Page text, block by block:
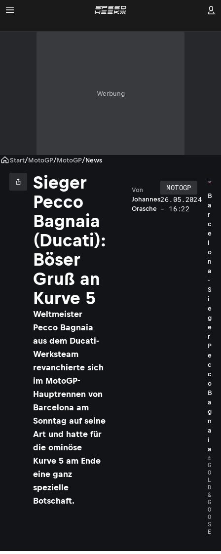
Werbung
Start/MotoGP/MotoGP/News
Sieger
Pecco
Bagnaia
(Ducati):
Böser
Gruß an
Kurve 5
Weltmeister
Pecco Bagnaia
aus dem Ducati-
Werksteam
revanchierte sich
im MotoGP-
Hauptrennen von
Barcelona am
Sonntag auf seine
Art und hatte für
die ominöse
Kurve 5 am Ende
eine ganz
spezielle
Botschaft.
Johannes
Orasche
Von
MOTOGP
26.05.2024
- 16:22
B
a
r
c
e
l
o
n
a
-
S
i
e
g
e
r
P
e
c
c
o
B
a
g
n
a
i
a
©
G
O
L
D
&
G
O
O
S
E